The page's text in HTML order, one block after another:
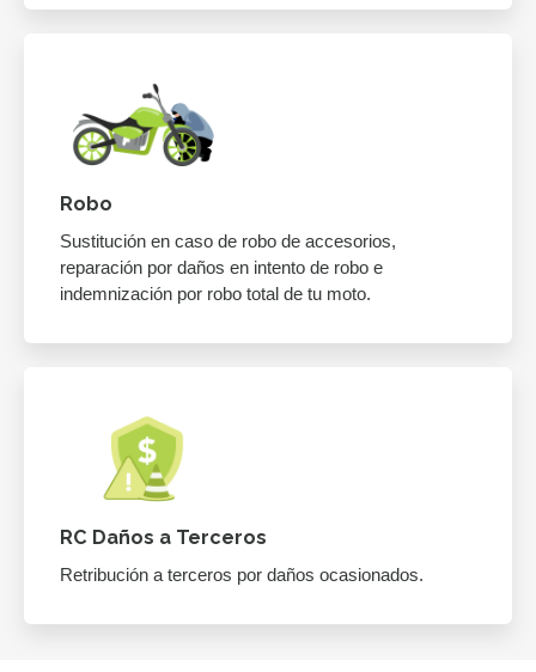
Robo
Sustitución en caso de robo de accesorios,
reparación por daños en intento de robo e
indemnización por robo total de tu moto.
RC Daños a Terceros
Retribución a terceros por daños ocasionados.